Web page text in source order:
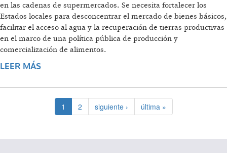
en las cadenas de supermercados. Se necesita fortalecer los
Estados locales para desconcentrar el mercado de bienes básicos,
facilitar el acceso al agua y la recuperación de tierras productivas
en el marco de una política pública de producción y
comercialización de alimentos.
LEER MÁS
ARGENTINA
1 2 siguiente › última »